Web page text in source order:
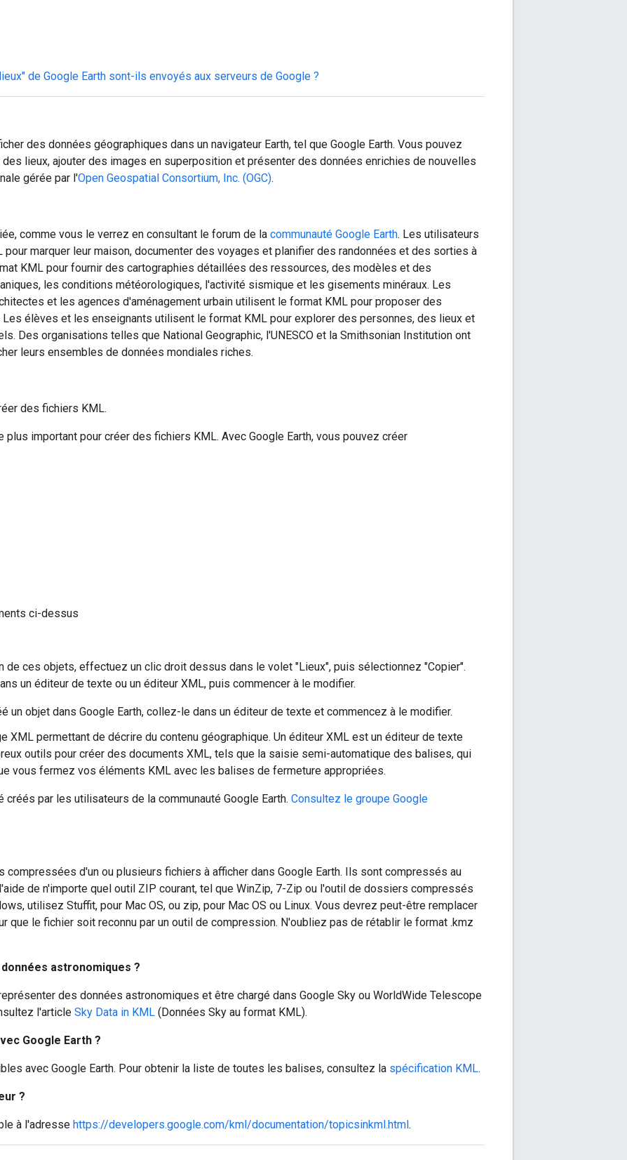
de Google Earth sont-ils envoyés aux serveurs de Google ?
des données géographiques dans un navigateur Earth, tel que Google Earth. Vous pouvez
des lieux, ajouter des images en superposition et présenter des données enrichies de nouvelles
gérée par l'Open Geospatial Consortium, Inc. (OGC).
comme vous le verrez en consultant le forum de la communauté Google Earth. Les utilisateurs
pour marquer leur maison, documenter des voyages et planifier des randonnées et des sorties à
KML pour fournir des cartographies détaillées des ressources, des modèles et des
les conditions météorologiques, l'activité sismique et les gisements minéraux. Les
et les agences d'aménagement urbain utilisent le format KML pour proposer des
Les élèves et les enseignants utilisent le format KML pour explorer des personnes, des lieux et
Des organisations telles que National Geographic, l'UNESCO et la Smithsonian Institution ont
leurs ensembles de données mondiales riches.
des fichiers KML.
plus important pour créer des fichiers KML. Avec Google Earth, vous pouvez créer
ci-dessus
de ces objets, effectuez un clic droit dessus dans le volet "Lieux", puis sélectionnez "Copier".
un éditeur de texte ou un éditeur XML, puis commencer à le modifier.
un objet dans Google Earth, collez-le dans un éditeur de texte et commencez à le modifier.
XML permettant de décrire du contenu géographique. Un éditeur XML est un éditeur de texte
outils pour créer des documents XML, tels que la saisie semi-automatique des balises, qui
vous fermez vos éléments KML avec les balises de fermeture appropriées.
créés par les utilisateurs de la communauté Google Earth. Consultez le groupe Google
compressées d'un ou plusieurs fichiers à afficher dans Google Earth. Ils sont compressés au
de n'importe quel outil ZIP courant, tel que WinZip, 7-Zip ou l'outil de dossiers compressés
utilisez Stuffit, pour Mac OS, ou zip, pour Mac OS ou Linux. Vous devrez peut-être remplacer
que le fichier soit reconnu par un outil de compression. N'oubliez pas de rétablir le format .kmz
astronomiques ?
des données astronomiques et être chargé dans Google Sky ou WorldWide Telescope
l'article Sky Data in KML (Données Sky au format KML).
Google Earth ?
avec Google Earth. Pour obtenir la liste de toutes les balises, consultez la spécification KML.
?
à l'adresse https://developers.google.com/kml/documentation/topicsinkml.html.